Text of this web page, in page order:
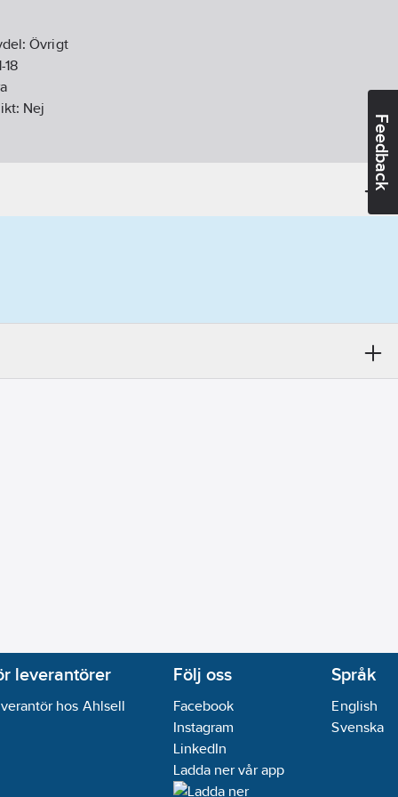
Feedback
Övrigt
18
Nej
leverantörer
hos Ahlsell
Följ oss
Facebook
Instagram
LinkedIn
Ladda ner vår app
Språk
English
Svenska